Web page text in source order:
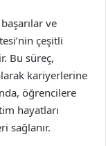
ve
çeşitli
Bu süreç,
kariyerlerine
öğrencilere
hayatları
sağlanır.